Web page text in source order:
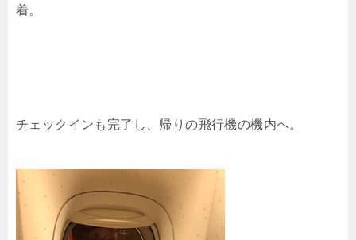
着。
チェックインも完了し、帰りの飛行機の機内へ。